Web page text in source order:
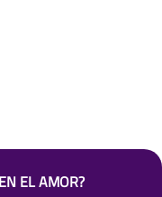
EL AMOR?